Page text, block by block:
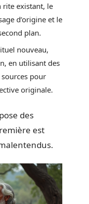
existant, le
d’origine et le
plan.
nouveau,
en utilisant des
pour
originale.
des
est